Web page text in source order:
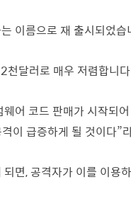
이름으로 재 출시되었습
천달러로 매우 저렴합니
어 코드 판매가 시작되
이 급증하게 될 것이다”
면, 공격자가 이를 이용